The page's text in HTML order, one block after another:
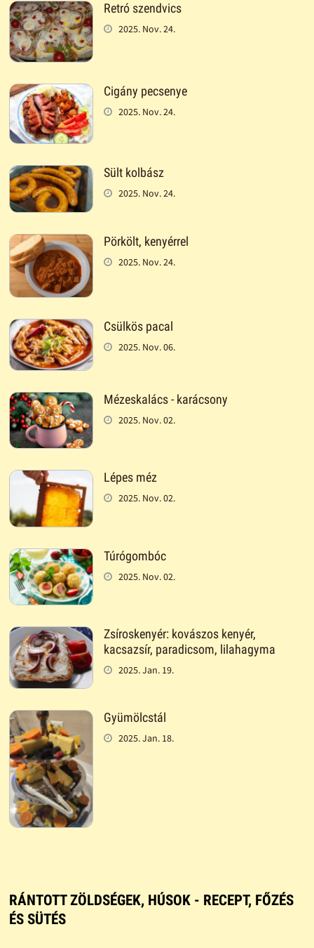
Retró szendvics
2025. Nov. 24.
Cigány pecsenye
2025. Nov. 24.
Sült kolbász
2025. Nov. 24.
Pörkölt, kenyérrel
2025. Nov. 24.
Csülkös pacal
2025. Nov. 06.
Mézeskalács - karácsony
2025. Nov. 02.
Lépes méz
2025. Nov. 02.
Túrógombóc
2025. Nov. 02.
Zsíroskenyér: kovászos kenyér,
kacsazsír, paradicsom, lilahagyma
2025. Jan. 19.
Gyümölcstál
2025. Jan. 18.
RÁNTOTT ZÖLDSÉGEK, HÚSOK - RECEPT, FŐZÉS
ÉS SÜTÉS